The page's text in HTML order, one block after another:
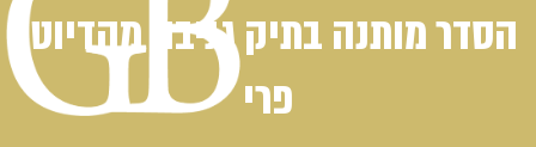
הסדר מותנה בתיק גניבה מהדיוטי
פרי